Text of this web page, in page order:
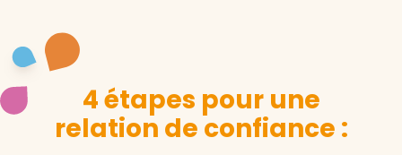
4 étapes pour une
relation de confiance :